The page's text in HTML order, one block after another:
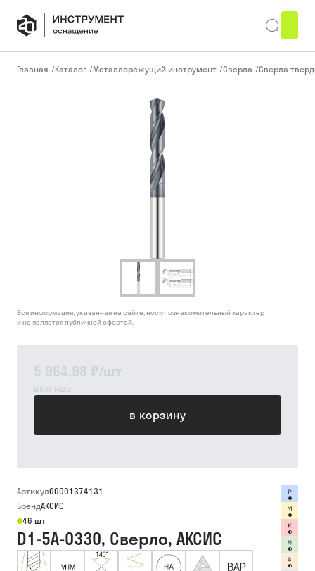
Главная /Каталог /Металлорежущий инструмент /Сверла /Сверла
5 964,98 ₽/шт
вкл ндс
в корзину
Вся информация, указанная на сайте, носит ознакомительный характер
и не является публичной офертой.
Артикул00001374131
БрендАКСИС
46 шт
D1-5A-0330, Сверло, АКСИС